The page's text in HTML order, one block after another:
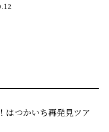
はつかいち再発見ツア